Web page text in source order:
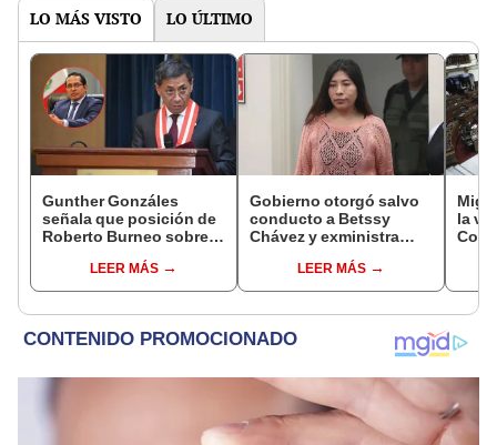
LO MÁS VISTO LO ÚLTIMO
Gunther Gonzáles
señala que posición de
Roberto Burneo sobre
Aliaga no representan al
JNE
LEER MÁS
Gobierno otorgó salvo
conducto a Betssy
Chávez y exministra
madrugadaLEER MÁS
la